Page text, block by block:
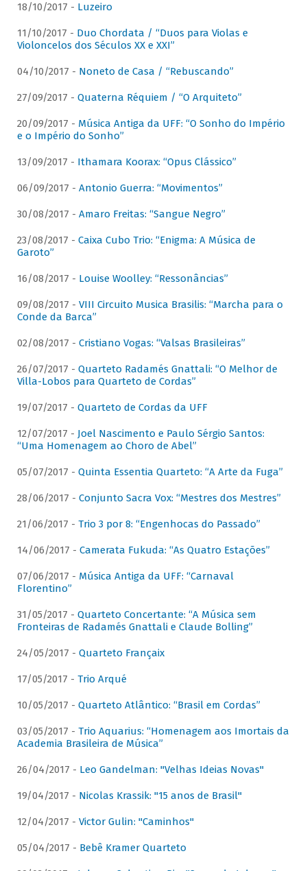
18/10/2017 - Luzeiro
11/10/2017 - Duo Chordata / “Duos para Violas e
Violoncelos dos Séculos XX e XXI”
04/10/2017 - Noneto de Casa / “Rebuscando”
27/09/2017 - Quaterna Réquiem / “O Arquiteto”
20/09/2017 - Música Antiga da UFF: “O Sonho do Império
e o Império do Sonho”
13/09/2017 - Ithamara Koorax: “Opus Clássico”
06/09/2017 - Antonio Guerra: “Movimentos”
30/08/2017 - Amaro Freitas: “Sangue Negro”
23/08/2017 - Caixa Cubo Trio: “Enigma: A Música de
Garoto”
16/08/2017 - Louise Woolley: “Ressonâncias”
09/08/2017 - VIII Circuito Musica Brasilis: “Marcha para o
Conde da Barca”
02/08/2017 - Cristiano Vogas: “Valsas Brasileiras”
26/07/2017 - Quarteto Radamés Gnattali: “O Melhor de
Villa-Lobos para Quarteto de Cordas”
19/07/2017 - Quarteto de Cordas da UFF
12/07/2017 - Joel Nascimento e Paulo Sérgio Santos:
“Uma Homenagem ao Choro de Abel”
05/07/2017 - Quinta Essentia Quarteto: “A Arte da Fuga”
28/06/2017 - Conjunto Sacra Vox: “Mestres dos Mestres”
21/06/2017 - Trio 3 por 8: “Engenhocas do Passado”
14/06/2017 - Camerata Fukuda: “As Quatro Estações”
07/06/2017 - Música Antiga da UFF: “Carnaval
Florentino”
31/05/2017 - Quarteto Concertante: “A Música sem
Fronteiras de Radamés Gnattali e Claude Bolling”
24/05/2017 - Quarteto Françaix
17/05/2017 - Trio Arqué
10/05/2017 - Quarteto Atlântico: “Brasil em Cordas”
03/05/2017 - Trio Aquarius: “Homenagem aos Imortais da
Academia Brasileira de Música”
26/04/2017 - Leo Gandelman: "Velhas Ideias Novas"
19/04/2017 - Nicolas Krassik: "15 anos de Brasil"
12/04/2017 - Victor Gulin: "Caminhos"
05/04/2017 - Bebê Kramer Quarteto